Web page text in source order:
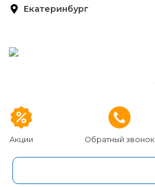
Екатеринбург
Акции Обратный звонок